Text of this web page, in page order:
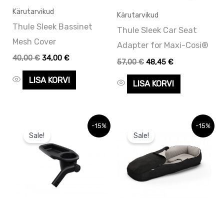
Kärutarvikud
Thule Sleek Bassinet
Mesh Cover
40,00€ 34,00€
LISA KORVI
Kärutarvikud
Thule Sleek Car Seat
Adapter for Maxi-Cosi®
57,00€ 48,45 €
LISA KORVI
-15%
Sale!
56,00 €.
hind
on:
56,00 €.
-15%
Sale!hind
on:
135,00 €.